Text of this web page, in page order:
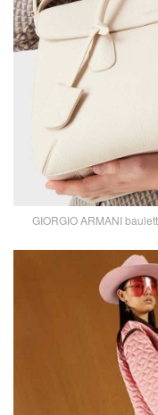
GIORGIO ARMANI